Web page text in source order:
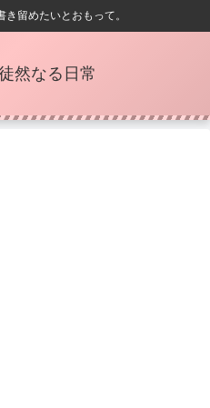
留めたいとおもって。
然なる日常